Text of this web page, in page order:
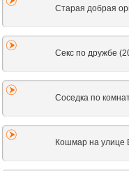
Старая добрая
Секс по дружбе
Соседка по
Кошмар на улице